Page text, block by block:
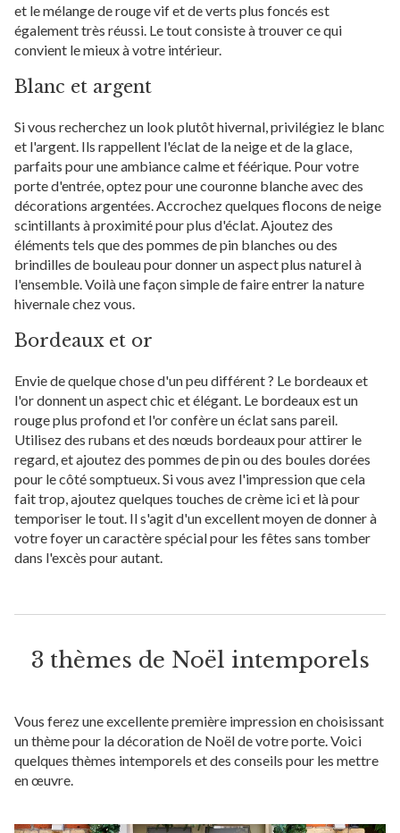
et le mélange de rouge vif et de verts plus foncés est
également très réussi. Le tout consiste à trouver ce qui
convient le mieux à votre intérieur.
Blanc et argent
Si vous recherchez un look plutôt hivernal, privilégiez le blanc
et l'argent. Ils rappellent l'éclat de la neige et de la glace,
parfaits pour une ambiance calme et féérique. Pour votre
porte d'entrée, optez pour une couronne blanche avec des
décorations argentées. Accrochez quelques flocons de neige
scintillants à proximité pour plus d'éclat. Ajoutez des
éléments tels que des pommes de pin blanches ou des
brindilles de bouleau pour donner un aspect plus naturel à
l'ensemble. Voilà une façon simple de faire entrer la nature
hivernale chez vous.
Bordeaux et or
Envie de quelque chose d'un peu différent ? Le bordeaux et
l'or donnent un aspect chic et élégant. Le bordeaux est un
rouge plus profond et l'or confère un éclat sans pareil.
Utilisez des rubans et des nœuds bordeaux pour attirer le
regard, et ajoutez des pommes de pin ou des boules dorées
pour le côté somptueux. Si vous avez l'impression que cela
fait trop, ajoutez quelques touches de crème ici et là pour
temporiser le tout. Il s'agit d'un excellent moyen de donner à
votre foyer un caractère spécial pour les fêtes sans tomber
dans l'excès pour autant.
3 thèmes de Noël intemporels
Vous ferez une excellente première impression en choisissant
un thème pour la décoration de Noël de votre porte. Voici
quelques thèmes intemporels et des conseils pour les mettre
en œuvre.